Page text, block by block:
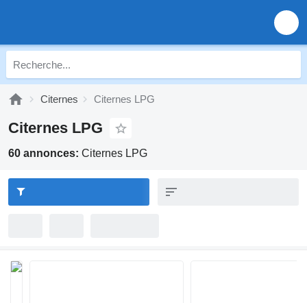
Citernes Citernes LPG
Citernes LPG
60 annonces: Citernes LPG